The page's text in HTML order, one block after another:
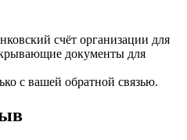
счёт организации для
документы для
с вашей обратной связью.